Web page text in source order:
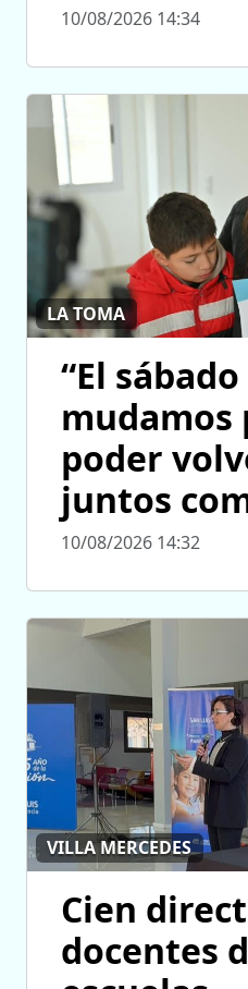
10/08/2026 14:34
LA TOMA
“El
mudamos
poder
juntos
10/08/2026 14:32
VILLA MERCEDES
Cien
docentes